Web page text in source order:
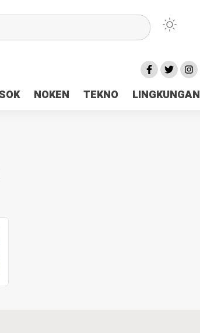
NOKEN TEKNO LINGKUNGAN
Pemilu Ceria Tanah Papua
Kas Daerah Rp23 Miliar Disorot